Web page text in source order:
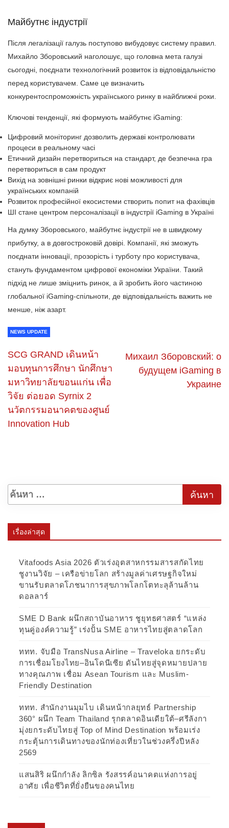
Майбутнє індустрії
Після легалізації галузь поступово вибудовує систему правил.
Михайло Зборовський наголошує, що головна мета галузі
сьогодні, поєднати технологічний розвиток із відповідальністю
перед користувачем. Саме це визначить
конкурентоспроможність українського ринку в найближчі роки.
Ключові тенденції, які формують майбутнє iGaming:
Цифровий моніторинг дозволить державі контролювати
процеси в реальному часі
Етичний дизайн перетвориться на стандарт, де безпечна гра
перетвориться в сам продукт
Вихід на зовнішні ринки відкриє нові можливості для
українських компаній
Розвиток професійної екосистеми створить попит на фахівців
ШІ стане центром персоналізації в індустрії iGaming в Україні
На думку Зборовського, майбутнє індустрії не в швидкому
прибутку, а в довгостроковій довірі. Компанії, які зможуть
поєднати інновації, прозорість і турботу про користувача,
стануть фундаментом цифрової економіки України. Такий
підхід не лише зміцнить ринок, а й зробить його частиною
глобальної iGaming-спільноти, де відповідальність важить не
менше, ніж азарт.
NEWS UPDATE
SCG GRAND เดินหน้า
มอบทุนการศึกษา นักศึกษา
มหาวิทยาลัยขอนแก่น เพื่อ
วิจัย ต่อยอด Syrnix 2
นวัตกรรมอนาคตของศูนย์
Innovation Hub
Михаил Зборовский: о
будущем iGaming в
Украине
เรื่องล่าสุด
Vitafoods Asia 2026 ตัวเร่งอุตสาหกรรมสารสกัดไทย
ชูงานวิจัย – เครือข่ายโลก สร้างมูลค่าเศรษฐกิจใหม่
ขานรับตลาดโภชนาการสุขภาพโลกโตทะลุล้านล้าน
ดอลลาร์
SME D Bank ผนึกสถาบันอาหาร ชูยุทธศาสตร์ “แหล่ง
ทุนคู่องค์ความรู้” เร่งปั้น SME อาหารไทยสู่ตลาดโลก
ททท. จับมือ TransNusa Airline – Traveloka ยกระดับ
การเชื่อมโยงไทย–อินโดนีเซีย ดันไทยสู่จุดหมายปลาย
ทางคุณภาพ เชื่อม Asean Tourism และ Muslim-
Friendly Destination
ททท. สำนักงานมุมไบ เดินหน้ากลยุทธ์ Partnership
360° ผนึก Team Thailand รุกตลาดอินเดียใต้–ศรีลังกา
มุ่งยกระดับไทยสู่ Top of Mind Destination พร้อมเร่ง
กระตุ้นการเดินทางของนักท่องเที่ยวในช่วงครึ่งปีหลัง
2569
แสนสิริ ผนึกกำลัง ลิกซิล รังสรรค์อนาคตแห่งการอยู่
อาศัย เพื่อชีวิตที่ยั่งยืนของคนไทย